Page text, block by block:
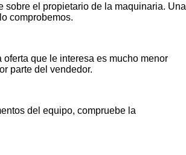
sobre el propietario de la maquinaria. Una
comprobemos.
que le interesa es mucho menor
parte del vendedor.
del equipo, compruebe la